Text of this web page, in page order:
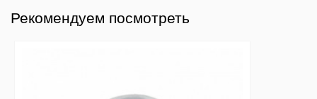
Рекомендуем посмотреть